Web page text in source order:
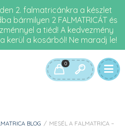
2. falmatricánkra a készlet
bármilyen 2 FALMATRICÁT és
a tiéd! A kedvezmény
kerül a kosárból! Ne maradj le!
0
BLOG / MESÉL A FALMATRICA –